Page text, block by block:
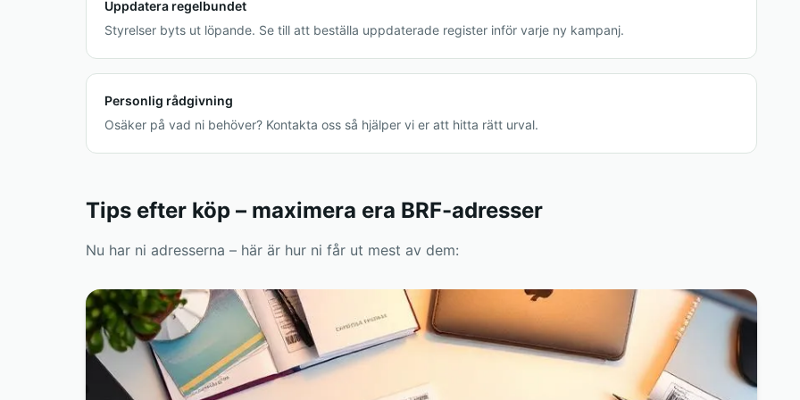
Uppdatera regelbundet
Styrelser byts ut löpande. Se till att beställa uppdaterade register inför varje ny kampanj.
Personlig rådgivning
Osäker på vad ni behöver? Kontakta oss så hjälper vi er att hitta rätt urval.
Tips efter köp – maximera era BRF-adresser
Nu har ni adresserna – här är hur ni får ut mest av dem: